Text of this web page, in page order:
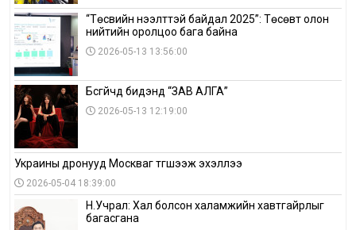
“Төсвийн нээлттэй байдал 2025”: Төсөвт олон
нийтийн оролцоо бага байна
2026-05-13 13:56:00
Бүсгүйчүүд бидэнд “ЗАВ АЛГА”
2026-05-13 12:19:00
Украины дронууд Москваг түгшээж эхэллээ
2026-05-04 18:39:00
Н.Учрал: Хал болсон халамжийн хавтгайрлыг
багасгана